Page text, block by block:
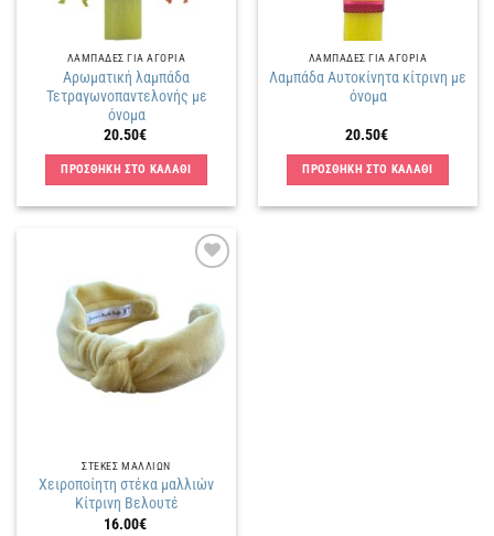
ΛΑΜΠΑΔΕΣ ΓΙΑ ΑΓΟΡΙΑ
Αρωματική λαμπάδα
Τετραγωνοπαντελονής με
όνομα
20.50€
ΠΡΟΣΘΗΚΗ ΣΤΟ ΚΑΛΑΘΙ
ΛΑΜΠΑΔΕΣ ΓΙΑ ΑΓΟΡΙΑ
Λαμπάδα Αυτοκίνητα κίτρινη με
όνομα
20.50€
ΠΡΟΣΘΗΚΗ ΣΤΟ ΚΑΛΑΘΙ
λίστα
επιθυμιών
ΣΤΕΚΕΣ ΜΑΛΛΙΩΝ
Χειροποίητη στέκα μαλλιών
Κίτρινη Βελουτέ
16.00€